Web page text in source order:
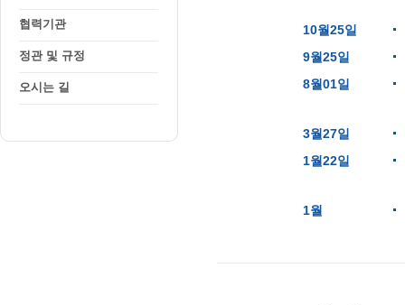
협력기관
정관 및 규정
오시는 길
10월25일
9월25일
8월01일
3월27일
1월22일
1월